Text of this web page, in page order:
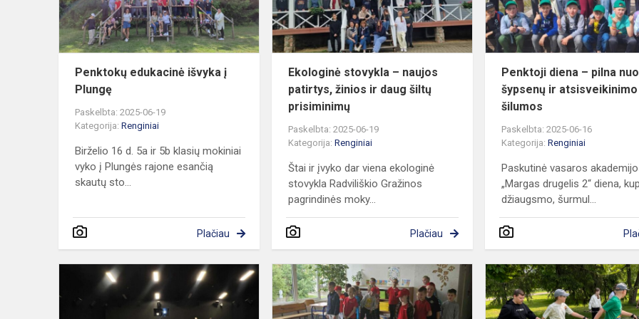
Penktokų edukacinė išvyka į
Plungę
Paskelbta: 2025-06-19
Kategorija: Renginiai
Birželio 16 d. 5a ir 5b klasių mokiniai
vyko į Plungės rajone esančią
skautų sto...
Plačiau
žinios
daug
Ekologinė stovykla – naujos
patirtys, žinios ir daug šiltų
prisiminimų
Paskelbta: 2025-06-19
Kategorija:Renginiai
Štai ir įvyko dar viena ekologinė
stovykla Radviliškio Gražinos
pagrindinės moky...
Plačiau
Penktoji diena – pilna
šypsenų ir atsisveikinimo
šilumos
Paskelbta: 2025-06-16
Kategorija:Renginiai
Paskutinė vasaros
„Margas drugelis 2“ diena,
džiaugsmo, šurmul...
Ketvirtoji
diena
vasaros
Trečioji
diena
vasaros